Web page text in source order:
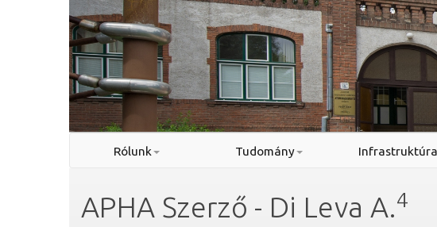
Rólunk Tudomány Infrastruktúra
APHA Szerző - Di Leva A.4